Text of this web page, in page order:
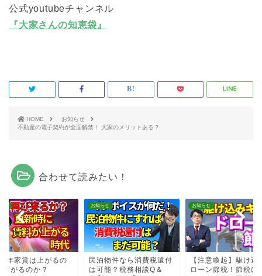
公式youtubeチャンネル
『大家さんの知恵袋』
HOME
お知らせ
不動産の電子契約が全面解禁！ 大家のメリットある？
合わせて読みたい！
年家賃は上がるの
下がるのか？
お知らせ
民泊物件なら消費税還付
は可能？税務相談Q＆
お知らせ
【注意喚起】駆け込
ローン節税！節税に